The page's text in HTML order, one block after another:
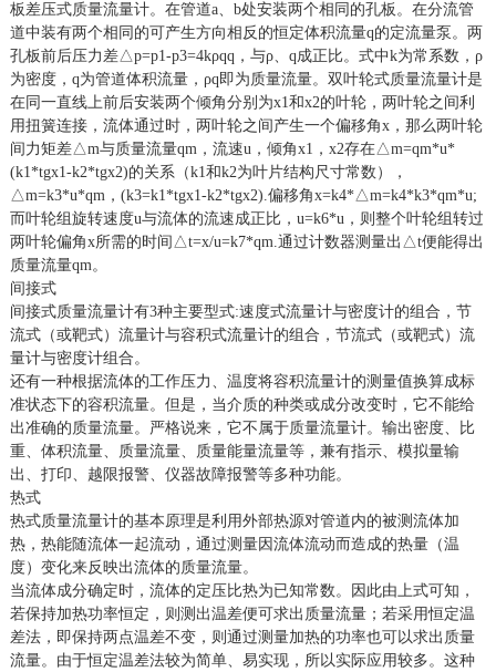
板差压式质量流量计。在管道a、b处安装两个相同的孔板。在分流管
道中装有两个相同的可产生方向相反的恒定体积流量q的定流量泵。两
孔板前后压力差△p=p1-p3=4kρqq，与ρ、q成正比。式中k为常系数，ρ
为密度，q为管道体积流量，ρq即为质量流量。双叶轮式质量流量计是
在同一直线上前后安装两个倾角分别为x1和x2的叶轮，两叶轮之间利
用扭簧连接，流体通过时，两叶轮之间产生一个偏移角x，那么两叶轮
间力矩差△m与质量流量qm，流速u，倾角x1，x2存在△m=qm*u*
(k1*tgx1-k2*tgx2)的关系（k1和k2为叶片结构尺寸常数），
△m=k3*u*qm，(k3=k1*tgx1-k2*tgx2).偏移角x=k4*△m=k4*k3*qm*u;
而叶轮组旋转速度u与流体的流速成正比，u=k6*u，则整个叶轮组转过
两叶轮偏角x所需的时间△t=x/u=k7*qm.通过计数器测量出△t便能得出
质量流量qm。
间接式
间接式质量流量计有3种主要型式:速度式流量计与密度计的组合，节
流式（或靶式）流量计与容积式流量计的组合，节流式（或靶式）流
量计与密度计组合。
还有一种根据流体的工作压力、温度将容积流量计的测量值换算成标
准状态下的容积流量。但是，当介质的种类或成分改变时，它不能给
出准确的质量流量。严格说来，它不属于质量流量计。输出密度、比
重、体积流量、质量流量、质量能量流量等，兼有指示、模拟量输
出、打印、越限报警、仪器故障报警等多种功能。
热式
热式质量流量计的基本原理是利用外部热源对管道内的被测流体加
热，热能随流体一起流动，通过测量因流体流动而造成的热量（温
度）变化来反映出流体的质量流量。
当流体成分确定时，流体的定压比热为已知常数。因此由上式可知，
若保持加热功率恒定，则测出温差便可求出质量流量；若采用恒定温
差法，即保持两点温差不变，则通过测量加热的功率也可以求出质量
流量。由于恒定温差法较为简单、易实现，所以实际应用较多。这种